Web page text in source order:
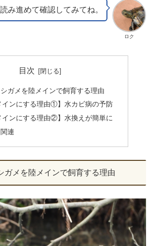
ロク
読み進めて確認してみてね。
目次
ガメを陸メインで飼育する理由
インにする理由①】水カビ病の予防
インにする理由②】水換えが簡単に
連
ガメを陸メインで飼育する理由